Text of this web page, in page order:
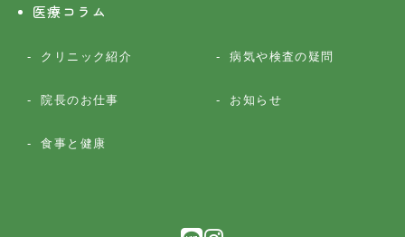
医療コラム
クリニック紹介 病気や検査の疑問
院長のお仕事 お知らせ
食事と健康